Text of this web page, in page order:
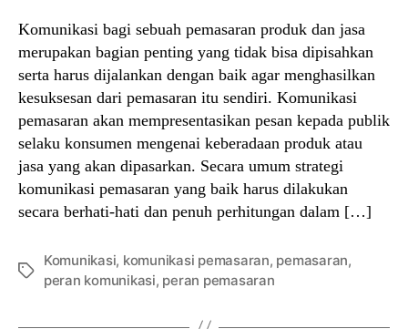
Komunikasi bagi sebuah pemasaran produk dan jasa
merupakan bagian penting yang tidak bisa dipisahkan
serta harus dijalankan dengan baik agar menghasilkan
kesuksesan dari pemasaran itu sendiri. Komunikasi
pemasaran akan mempresentasikan pesan kepada publik
selaku konsumen mengenai keberadaan produk atau
jasa yang akan dipasarkan. Secara umum strategi
komunikasi pemasaran yang baik harus dilakukan
secara berhati-hati dan penuh perhitungan dalam […]
Tags
Komunikasi, komunikasi pemasaran, pemasaran,
peran komunikasi, peran pemasaran